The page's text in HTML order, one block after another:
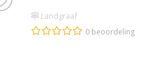
Landgraaf
0 beoordeling